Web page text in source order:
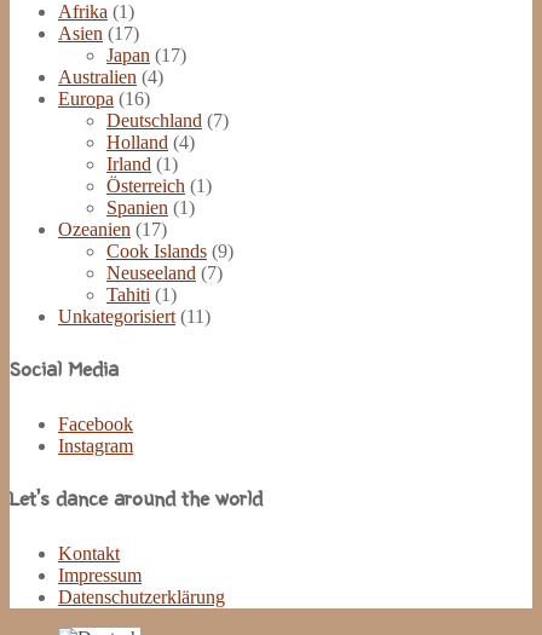
Afrika (1)
Asien (17)
Japan (17)
Australien (4)
Europa (16)
Deutschland (7)
Holland (4)
Irland (1)
Österreich (1)
Spanien (1)
Ozeanien (17)
Cook Islands (9)
Neuseeland (7)
Tahiti (1)
Unkategorisiert(11)
Social Media
Facebook
Instagram
Let’s dance around the world
Kontakt
Impressum
Datenschutzerklärung